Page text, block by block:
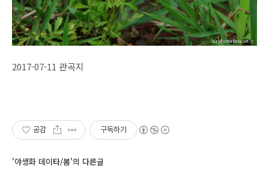
2017-07-11 관곡지
공감 구독하기
'야생화 데이타/봄'의 다른글